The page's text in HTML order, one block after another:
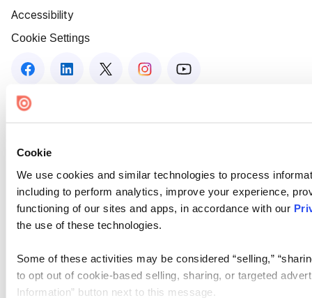
Cookie
We use cookies and similar technologies to process
including to perform analytics, improve your experience,
functioning of our sites and apps, in accordance with our
the use of these technologies.
Some of these activities may be considered “selling,”
to opt out of cookie-based selling, sharing, or targeted
Information” button next to this message.
Accessibility
Cookie Settings